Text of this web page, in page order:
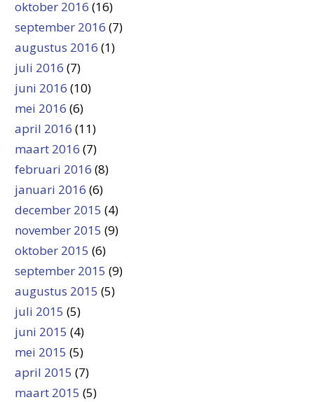
oktober 2016 (16)
september 2016 (7)
augustus 2016 (1)
juli 2016 (7)
juni 2016 (10)
mei 2016 (6)
april 2016 (11)
maart 2016 (7)
februari 2016 (8)
januari 2016 (6)
december 2015 (4)
november 2015 (9)
oktober 2015 (6)
september 2015 (9)
augustus 2015 (5)
juli 2015 (5)
juni 2015 (4)
mei 2015 (5)
april 2015 (7)
maart 2015 (5)